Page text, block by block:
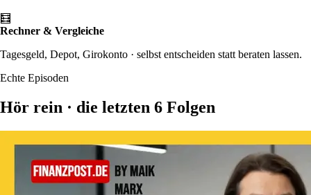
🧮
Rechner & Vergleiche
Tagesgeld, Depot, Girokonto · selbst entscheiden statt beraten lassen.
Echte Episoden
Hör rein · die letzten 6 Folgen